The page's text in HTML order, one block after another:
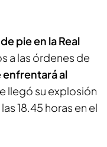
pie en la Real
a las órdenes de
enfrentará al
llegó su explosión
18.45 horas en el